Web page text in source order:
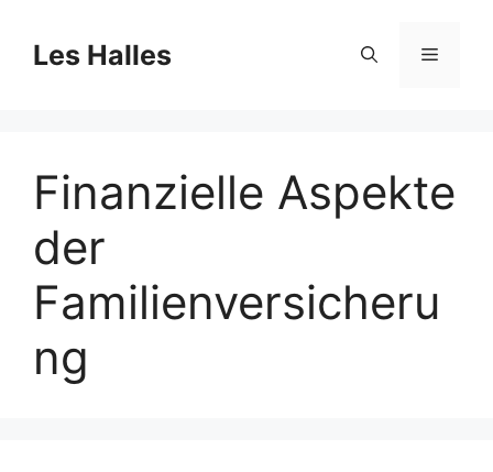
contentLes Halles Menu
Finanzielle Aspekte
der
Familienversicheru
ng